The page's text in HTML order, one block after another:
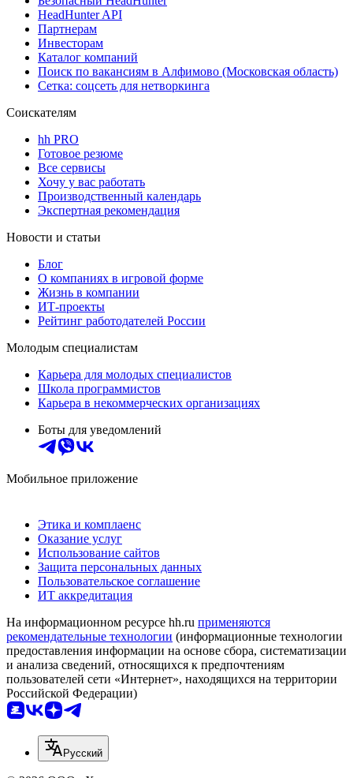
HeadHunter API
Партнерам
Инвесторам
Каталог компаний
Поиск по вакансиям в Алфимово (Московская область)
Сетка: соцсеть для нетворкинга
Соискателям
hh PRO
Готовое резюме
Все сервисы
Хочу у вас работать
Производственный календарь
Экспертная рекомендация
Новости и статьи
Блог
О компаниях в игровой форме
Жизнь в компании
ИТ-проекты
Рейтинг работодателей России
Молодым специалистам
Карьера для молодых специалистов
Школа программистов
Карьера в некоммерческих организациях
Боты для уведомлений
Мобильное приложение
Этика и комплаенс
Оказание услуг
Использование сайтов
Защита персональных данных
Пользовательское соглашение
ИТ аккредитация
На информационном ресурсе hh.ru применяются
рекомендательные технологии (информационные технологии
предоставления информации на основе сбора, систематизации
и анализа сведений, относящихся к предпочтениям
пользователей сети «Интернет», находящихся на территории
Российской Федерации)
Русский